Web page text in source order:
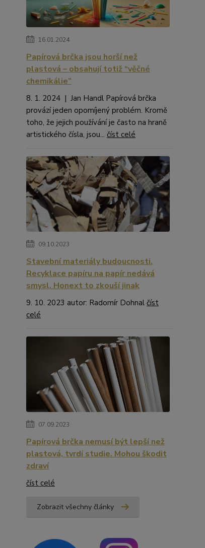
16.01.2024
Papírová brčka jsou horší než
plastová – obsahují totiž “věčné
chemikálie”
8. 1. 2024 | Jan Handl Papírová brčka
provází jeden opomíjený problém. Kromě
toho, že jejich používání je často na hraně
artistického čísla, jsou... číst celé
09.10.2023
Stavební materiály budoucnosti.
Recyklace papíru na papír nedává
smysl. Honext to zkouší jinak
9. 10. 2023 autor: Radomír Dohnal číst
celé
07.09.2023
Papírová brčka nemusí být lepší než
plastová, tvrdí studie. Mohou škodit
zdraví
číst celé
Zobrazit všechny články